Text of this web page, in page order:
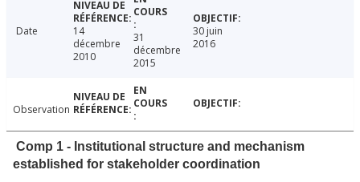
Date
14
décembre
2010
31
décembre
2015
30 juin
2016
Observation
Comp 1 - Institutional structure and mechanism
established for stakeholder coordination